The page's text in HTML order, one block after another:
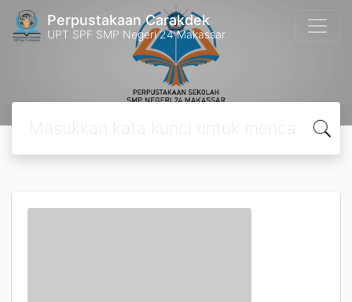
Perpustakaan Carakdek
UPT SPF SMP Negeri 24 Makassar